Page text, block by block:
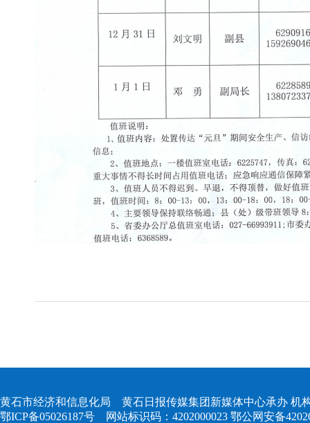
黄石市经济和信息化局 黄石日报传媒集团新媒体中心承办 机
鄂ICP备05026187号 网站标识码：4202000023 鄂公网安备